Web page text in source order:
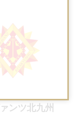
ンツ北九州